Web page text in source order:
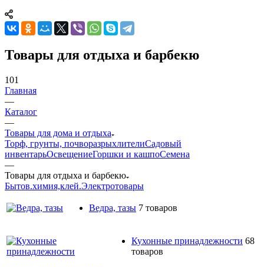
Товары для отдыха и барбекю
101
Главная
—
Каталог
—
Товары для дома и отдыха
Торф, грунты, почворазрыхлителиСадовый
инвентарьОсвещениеГоршки и кашпоСемена
—
Товары для отдыха и барбекю
Бытов.химия,клей.Электротовары
Ведра, тазы 7 товаров
Кухонные принадлежности 68
товаров